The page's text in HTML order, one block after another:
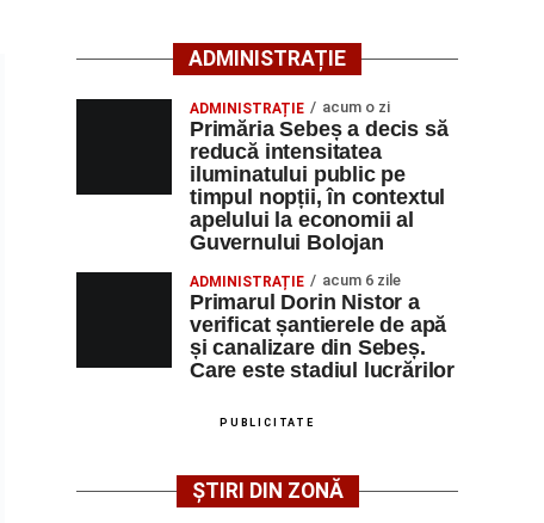
ADMINISTRAȚIE
ADMINISTRAȚIE acum o zi
Primăria Sebeș a decis să
reducă intensitatea
iluminatului public pe
timpul nopții, în contextul
apelului la economii al
Guvernului Bolojan
ADMINISTRAȚIE acum 6 zile
Primarul Dorin Nistor a
verificat șantierele de apă
și canalizare din Sebeș.
Care este stadiul lucrărilor
PUBLICITATE
ȘTIRI DIN ZONĂ